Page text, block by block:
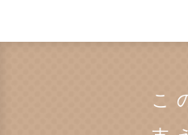
こ